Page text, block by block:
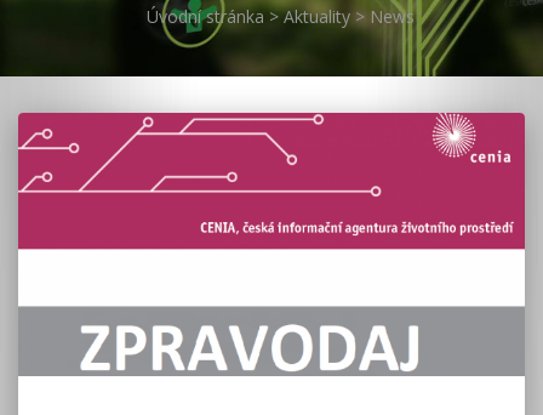
Úvodní stránka >Aktuality > News